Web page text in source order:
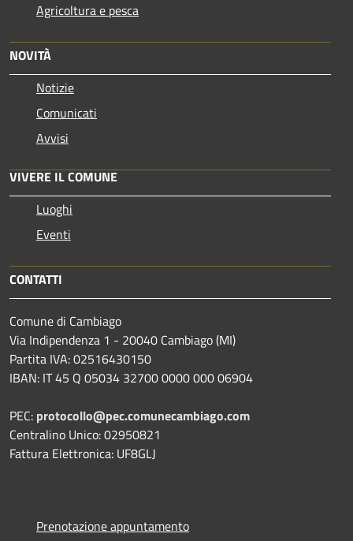
Agricoltura e pesca
NOVITÀ
Notizie
Comunicati
Avvisi
VIVERE IL COMUNE
Luoghi
Eventi
CONTATTI
Comune di Cambiago
Via Indipendenza 1 - 20040 Cambiago (MI)
Partita IVA: 02516430150
IBAN: IT 45 Q 05034 32700 0000 000 06904
PEC: protocollo@pec.comunecambiago.com
Centralino Unico: 02950821
Fattura Elettronica: UF8GLJ
Prenotazione appuntamento